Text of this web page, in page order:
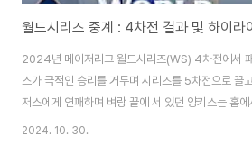
월드시리즈 중계 : 4차전 결과 및 하이라
2024년 메이저리그 월드시리즈(WS) 4차전에서
스가 극적인 승리를 거두며 시리즈를 5차전으로 끌
저스에게 연패하며 벼랑 끝에 서 있던 양키스는 홈
주며 팬들에게 짜릿한 경기를 선사했습니다. 이제
2024. 10. 30.